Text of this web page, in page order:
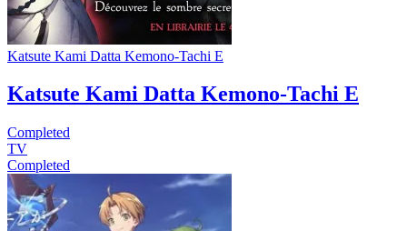
Katsute Kami Datta Kemono-Tachi E
Katsute Kami Datta Kemono-Tachi E
Completed
TV
Completed